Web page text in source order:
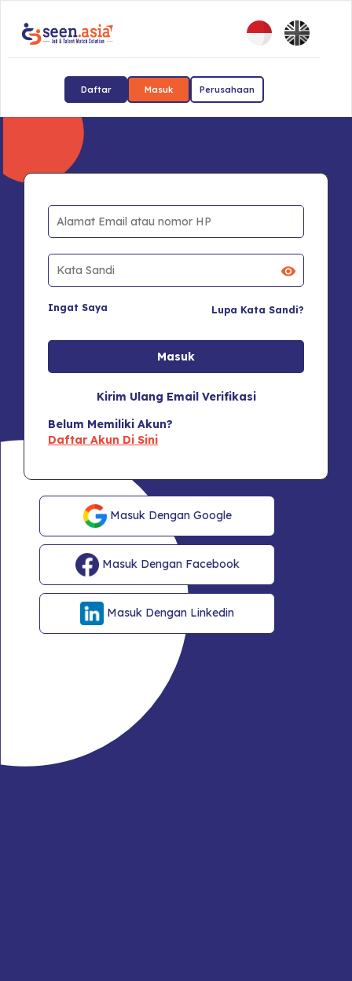
Daftar Masuk Perusahaan
Ingat Saya Lupa Kata Sandi?
Kirim Ulang Email Verifikasi
Belum Memiliki Akun?
Daftar Akun Di Sini
Masuk Dengan Google
Masuk Dengan Facebook
Masuk Dengan Linkedin